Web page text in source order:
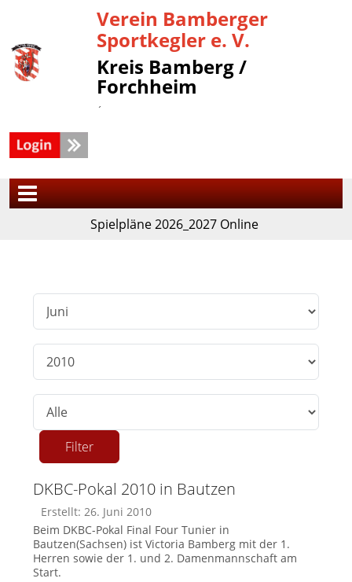
Verein Bamberger
Sportkegler e. V.
Kreis Bamberg /
Forchheim
´
Spielpläne 2026_2027 Online
Filter
DKBC-Pokal 2010 in Bautzen
Erstellt: 26. Juni 2010
Beim DKBC-Pokal Final Four Tunier in
Bautzen(Sachsen) ist Victoria Bamberg mit der 1.
Herren sowie der 1. und 2. Damenmannschaft am
Start.